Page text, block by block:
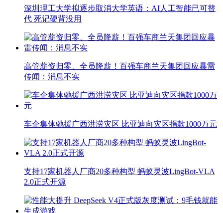
深圳理工大学拟逐步取消大学英语：AI人工智能已可替
代 死记硬背没用
高管薪资归零、全员降薪！百强车商兰天集团回应暴雷
传闻：消息不实
车企集体驰援广西洪涝灾区 比亚迪向灾区捐款1000万元
支持17家机器人厂商20多种构型 蚂蚁灵波LingBot-VLA
2.0正式开源